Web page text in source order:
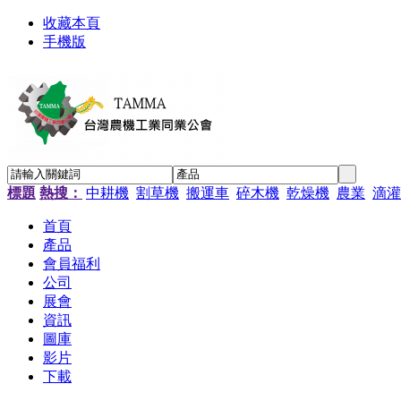
收藏本頁
手機版
標題 熱搜： 中耕機 割草機 搬運車 碎木機 乾燥機 農業 滴灌
首頁
產品
會員福利
公司
展會
資訊
圖庫
影片
下載